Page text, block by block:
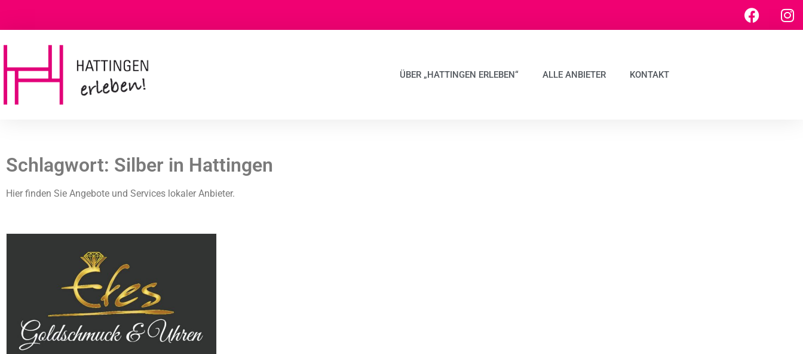
ÜBER „HATTINGEN ERLEBEN“ ALLE ANBIETER KONTAKT
Schlagwort: Silber in Hattingen
Hier finden Sie Angebote und Services lokaler Anbieter.